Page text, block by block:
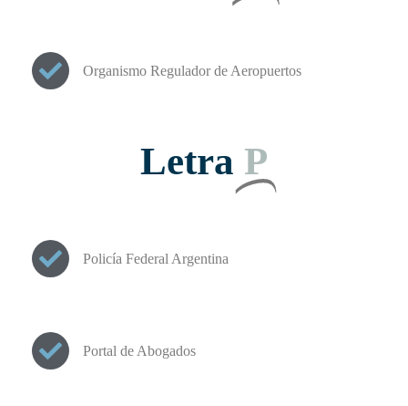
Organismo Regulador de Aeropuertos
Letra P
Policía Federal Argentina
Portal de Abogados